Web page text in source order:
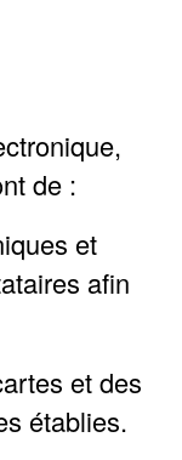
de :
et
afin
et des
établies.